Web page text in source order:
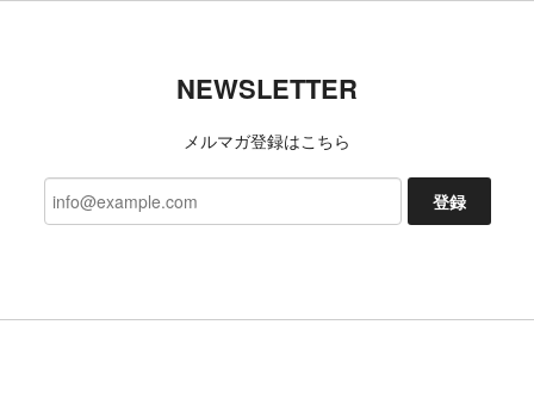
NEWSLETTER
メルマガ登録はこちら
登録